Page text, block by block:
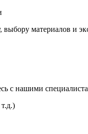
материалов и
с нашими